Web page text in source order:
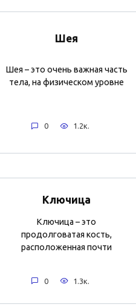
Шея
Шея – это очень важная часть
тела, на физическом уровне
0 1.2к.
Ключица
Ключица – это
продолговатая кость,
расположенная почти
0 1.3к.